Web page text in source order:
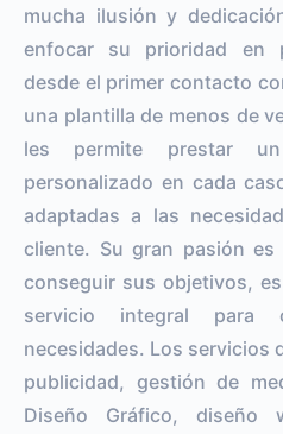
mucha ilusión y
enfocar su prioridad en
desde el primer contacto
una plantilla de menos de
les permite prestar
personalizado en cada
adaptadas a las
cliente. Su gran pasión
conseguir sus objetivos,
servicio integral para
necesidades. Los servicios
publicidad, gestión de
Diseño Gráfico, diseño